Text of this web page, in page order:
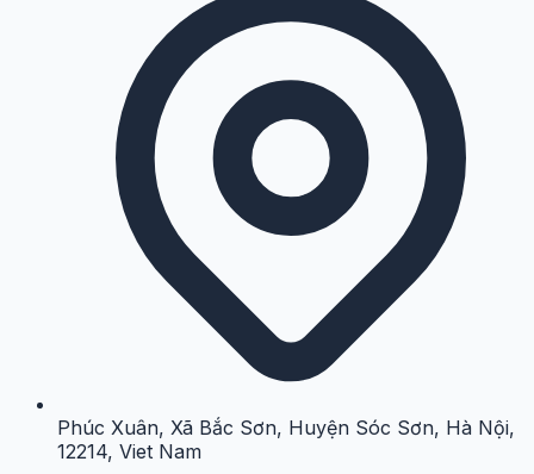
Phúc Xuân, Xã Bắc Sơn, Huyện Sóc Sơn, Hà Nội,
12214, Viet Nam